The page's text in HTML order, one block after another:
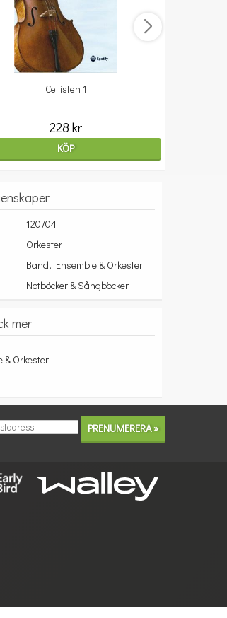
Cellisten 1
228 kr
KÖP
120704
Orkester
Band, Ensemble & Orkester
Notböcker & Sångböcker
mer
& Orkester